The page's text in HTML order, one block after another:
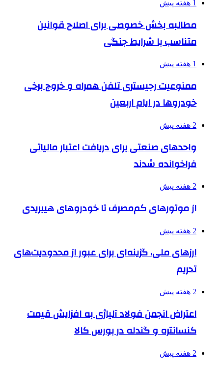
1 هفته پیش
مطالبه بخش خصوصی برای اصلاح قوانین
متناسب با شرایط جنگی
1 هفته پیش
ممنوعیت رجیستری تلفن همراه و خروج برخی
خودروها در ایام اربعین
2 هفته پیش
واحدهای صنعتی برای دریافت اعتبار مالیاتی
فراخوانده شدند
2 هفته پیش
از موتورهای کم‌مصرف تا خودروهای هیبریدی
2 هفته پیش
ارزهای ملی، گزینه‌ای برای عبور از محدودیت‌های
تحریم
2 هفته پیش
اعتراض انجمن فولاد آلیاژی به افزایش قیمت
کنسانتره و گندله در بورس کالا
2 هفته پیش